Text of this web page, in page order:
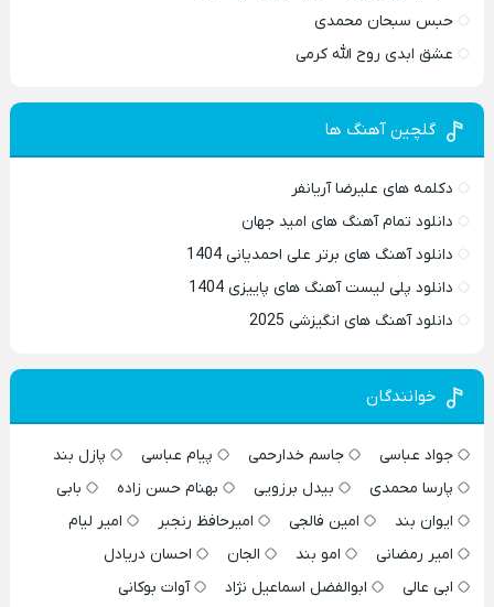
حبس سبحان محمدی
عشق ابدی روح الله کرمی
گلچین آهنگ ها
دکلمه های علیرضا آریانفر
دانلود تمام آهنگ های امید جهان
دانلود آهنگ های برتر علی احمدیانی 1404
دانلود پلی لیست آهنگ های پاییزی 1404
دانلود آهنگ های انگیزشی 2025
خوانندگان
جواد عباسی جاسم خدارحمی پیام عباسی
پازل بند
پارسا محمدی
بیدل برزویی بهنام حسن زاده
بابی
ایوان بند
امین فالجی امیرحافظ رنجبر
امیر لیام
امیر رمضانی
امو بند الجان
احسان دریادل
ابی عالی
ابوالفضل اسماعیل نژاد
آوات بوکانی